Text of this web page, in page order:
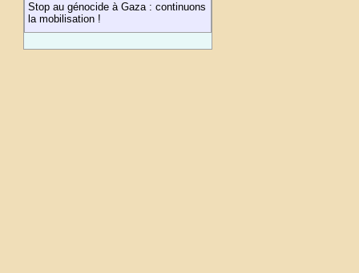
Stop au génocide à Gaza : continuons
la mobilisation !